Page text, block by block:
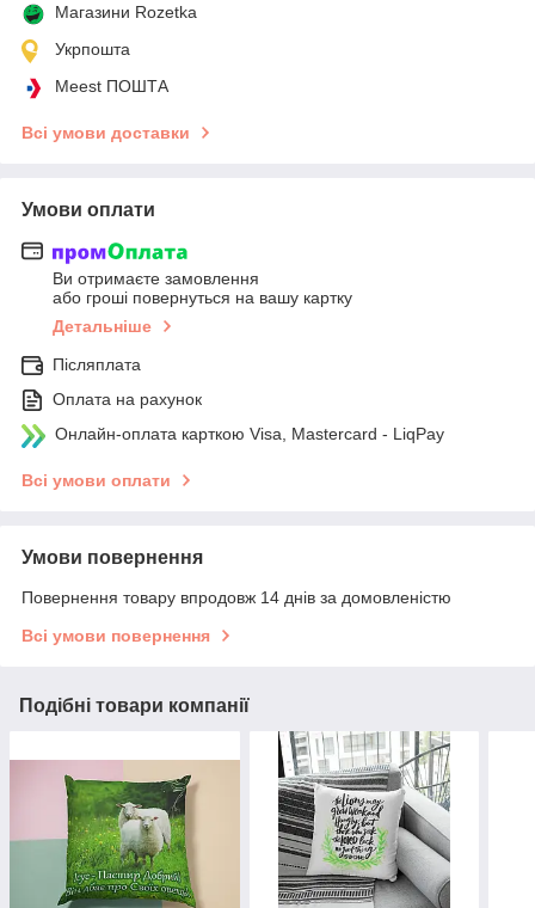
Магазини Rozetka
Укрпошта
Meest ПОШТА
Всі умови доставки
Умови оплати
Ви отримаєте замовлення
або гроші повернуться на вашу картку
Детальніше
Післяплата
Оплата на рахунок
Онлайн-оплата карткою Visa, Mastercard - LiqPay
Всі умови оплати
Умови повернення
Повернення товару впродовж 14 днів за домовленістю
Всі умови повернення
Подібні товари компанії